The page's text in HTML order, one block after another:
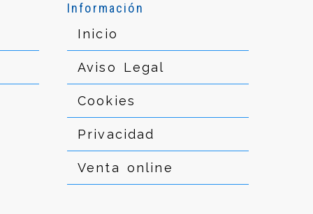
Información
Inicio
Aviso Legal
Cookies
Privacidad
Venta online